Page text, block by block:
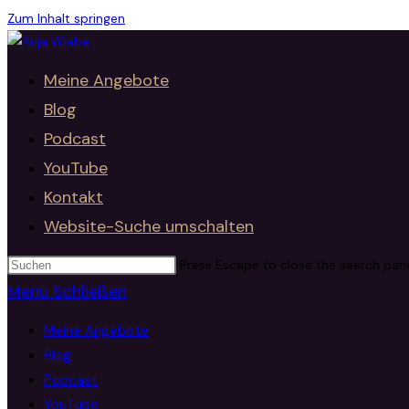
Zum Inhalt springen
Meine Angebote
Blog
Podcast
YouTube
Kontakt
Website-Suche umschalten
Press Escape to close the search
Menü Schließen
Meine Angebote
Blog
Podcast
YouTube